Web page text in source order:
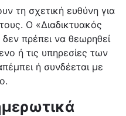
τη σχετική ευθύνη για
Ο «Διαδικτυακός
πρέπει να θεωρηθεί
ή τις υπηρεσίες των
ή συνδέεται με